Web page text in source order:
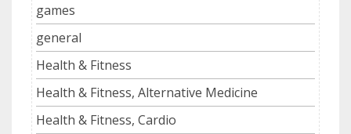
games
general
Health & Fitness
Health & Fitness, Alternative Medicine
Health & Fitness, Cardio